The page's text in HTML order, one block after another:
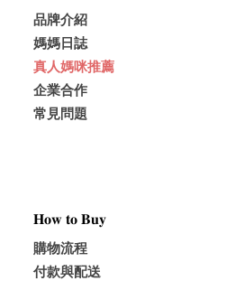
品牌介紹
媽媽日誌
真人媽咪推薦
企業合作
常見問題
𝐇𝐨𝐰 𝐭𝐨 𝐁𝐮𝐲
購物流程
付款與配送